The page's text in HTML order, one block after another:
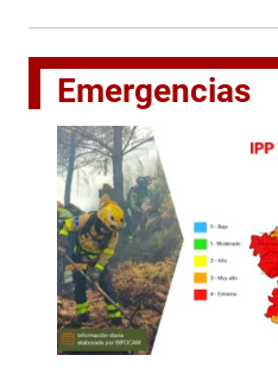
Emergencias